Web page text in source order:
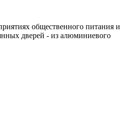
общественного питания и
дверей - из алюминиевого